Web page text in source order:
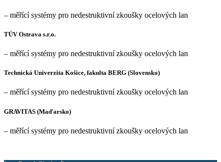
– měřící systémy pro nedestruktivní zkoušky ocelových lan
TÜV Ostrava s.r.o.
– měřící systémy pro nedestruktivní zkoušky ocelových lan
Technická Univerzita Košice, fakulta BERG (Slovensko)
– měřící systémy pro nedestruktivní zkoušky ocelových lan
GRAVITAS (Maďarsko)
– měřící systémy pro nedestruktivní zkoušky ocelových lan